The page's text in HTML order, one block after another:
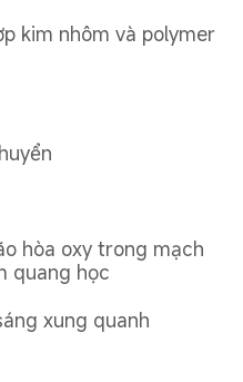
kim nhôm và polymer
hòa oxy trong mạch
quang học
xung quanh